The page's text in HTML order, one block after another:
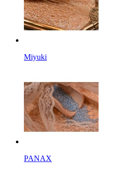
Miyuki
PANAX